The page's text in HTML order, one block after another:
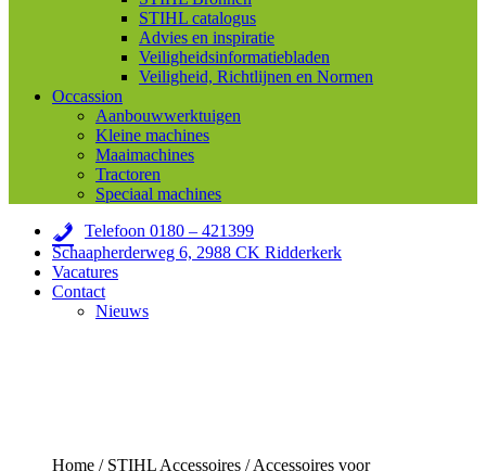
STIHL catalogus
Advies en inspiratie
Veiligheidsinformatiebladen
Veiligheid, Richtlijnen en Normen
Occassion
Aanbouwwerktuigen
Kleine machines
Maaimachines
Tractoren
Speciaal machines
Telefoon 0180 – 421399
Schaapherderweg 6, 2988 CK Ridderkerk
Vacatures
Contact
Nieuws
Home / STIHL Accessoires /Accessoires voor